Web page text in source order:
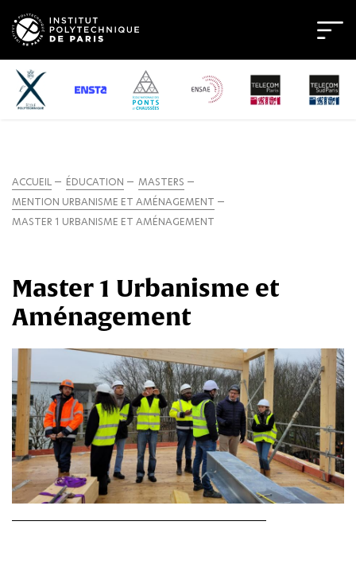
ACCUEIL ÉDUCATION
MASTERS
MENTION URBANISME ET AMÉNAGEMENT
MASTER 1 URBANISME ET AMÉNAGEMENT
Master 1 Urbanisme et
Aménagement